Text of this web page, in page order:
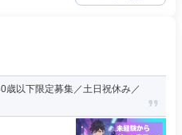
歳以下限定募集／土日祝休み／